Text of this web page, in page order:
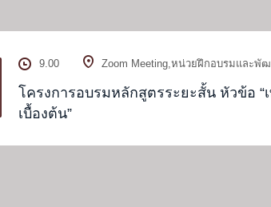
9.00 Zoom Meeting,หน่วยฝึกอบรมและพั
โครงการอบรมหลักสูตรระยะสั้น หัวข้อ
เบื้องต้น”